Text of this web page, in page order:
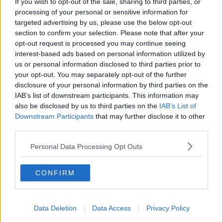
processing of your personal or sensitive information for
targeted advertising by us, please use the below opt-out
section to confirm your selection. Please note that after your
opt-out request is processed you may continue seeing
interest-based ads based on personal information utilized by
us or personal information disclosed to third parties prior to
your opt-out. You may separately opt-out of the further
disclosure of your personal information by third parties on the
IAB’s list of downstream participants. This information may
also be disclosed by us to third parties on the IAB’s List of
Downstream Participants that may further disclose it to other
Personal Data Processing Opt Outs
CONFIRM
Data Deletion Data Access Privacy Policy
​Quello che alle mamme non dicono
Adultescenza
Homo imbecillis
​4 anni di Blog
Quando il silenzio è aggressivo
​Il passato, questo conosciuto!
​Clima ballerino e sbalzi d’umore
La maternità
​L’uomo o l’orso?
Non hanno un amico a teatro​
​Tutta una questione di rispetto
​Cose che ci esauriscono
​Vespa che passione!
​Parole d’amore regalate al vento
​Essere genitori di un adolescente
​Saper pazientare
​Giornata del Fiocchetto Lilla
​Venerdì emozionalmente sostenibile
Contornati di persone che…